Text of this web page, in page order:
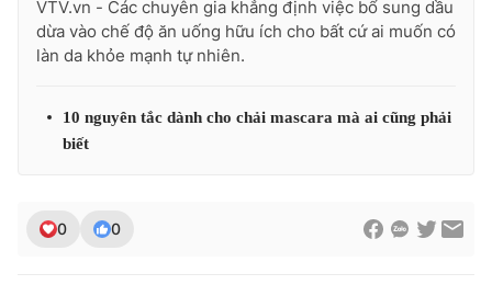
VTV.vn - Các chuyên gia khẳng định việc bổ sung dầu
dừa vào chế độ ăn uống hữu ích cho bất cứ ai muốn có
làn da khỏe mạnh tự nhiên.
10 nguyên tắc dành cho chải mascara mà ai cũng phải
biết
0 0